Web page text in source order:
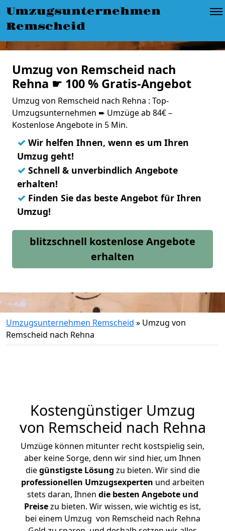
Umzugsunternehmen
Remscheid
Umzug von Remscheid nach
Rehna ☛ 100 % Gratis-Angebot
Umzug von Remscheid nach Rehna : Top-
Umzugsunternehmen ➨ Umzüge ab 84€ –
Kostenlose Angebote in 5 Min.
✓ Wir helfen Ihnen, wenn es um Ihren
Umzug geht!
✓ Schnell & unverbindlich Angebote
erhalten!
✓ Finden Sie das beste Angebot für Ihren
Umzug!
blitzschnell kostenlose Angebote
erhalten
Umzugsunternehmen Remscheid » Umzug von
Remscheid nach Rehna
Kostengünstiger Umzug
von Remscheid nach Rehna
Umzüge können mitunter recht kostspielig sein,
aber keine Sorge, denn wir sind hier, um Ihnen
diegünstigste Lösung zu bieten. Wir sind die
professionellen Umzugsexperten und arbeiten
stets daran, Ihnen die besten Angebote und
Preisezu bieten. Wir wissen, wie wichtig es ist,
bei einem Umzug von Remscheid nach Rehna